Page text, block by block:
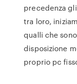
precedenza
tra loro,
qualli che
disposizione
proprio pc